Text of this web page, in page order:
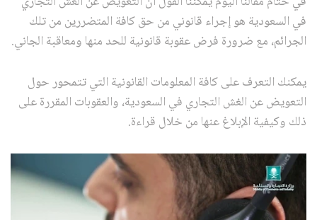
في السعودية هو إجراء قانوني من حق كافة المتضررين من تلك
الجرائم، مع ضرورة فرض عقوبة قانونية للحد منها ومعاقبة الجاني.
يمكنك التعرف على كافة المعلومات القانونية التي تتمحور حول
التعويض عن الغش التجاري في السعودية، والعقوبات المقررة على
ذلك وكيفية الإبلاغ عنها من خلال قراءة.